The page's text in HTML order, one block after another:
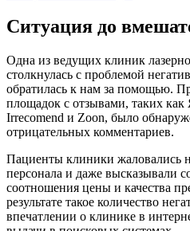
Ситуация до
Одна из ведущих клиник
столкнулась с проблемой
обратилась к нам за помощью.
площадок с отзывами, таких
Irrecomend и Zoon, было
отрицательных комментариев.
Пациенты клиники жаловались
персонала и даже высказывали
соотношения цены и качества
результате такое количество
впечатлении о клинике в